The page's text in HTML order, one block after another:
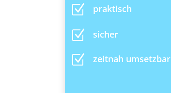
Z praktisch
Z sicher
Z zeitnah umsetzbar